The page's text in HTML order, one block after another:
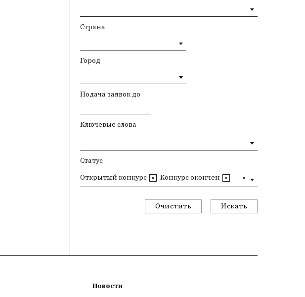
Страна
Город
Подача заявок до
Ключевые слова
Статус
Открытый конкурс Конкурс окончен
Очистить Искать
Новости